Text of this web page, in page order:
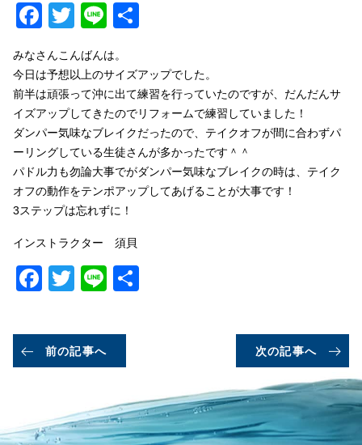
サイズ
ムネカタ前後
状態
ややザワ
Facebook
Twitter
Line
みなさんこんばんは。
今日は予想以上のサイズアップでした。
前半は頑張って沖に出て練習を行っていたのですが、だんだんサ
イズアップしてきたのでリフォームで練習していました！
ダンパー気味なブレイクだったので、テイクオフが間に合わずパ
ーリングしている生徒さんが多かったです＾＾
パドル力も勿論大事でがダンパー気味なブレイクの時は、テイク
オフの動作をテンポアップしてあげることが大事です！
3ステップは忘れずに！
インストラクター 須貝
Facebook
Twitter
Line
前の記事へ 次の記事へ